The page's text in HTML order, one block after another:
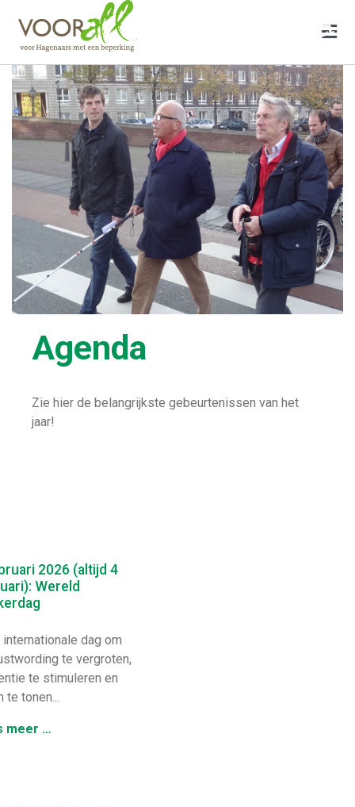
Agenda
Zie hier de belangrijkste gebeurtenissen van het
jaar!
2026 (altijd 4
Wereld
dag om
te vergroten,
te stimuleren en
te tonen...
meer …
♿